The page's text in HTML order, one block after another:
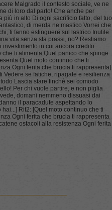
Malgrado il contesto sociale, ve ne
di loro dal parto! Che anche per
più in alto Di ogni sacrificio fatto, del tuo
di merda ne mastico Vorrei che
ti fanno estinguere sul lastrico Inutile
vita senza sta prassi, no? Restiamo
in cui ancora credito
ti alimenta Quel panico che spinge
Quel moto continuo che ti
Ogni ferita che brucia ti rappresenta]
Vedere se fatiche, ripagate e resilienza
Lascia stare finché sei comodo
Per chi vuole partire, e non piglia
domani nemmeno dissuasi dai
il paracadute aspettando lo
Rit2: [Quel moto continuo che ti
Ogni ferita che brucia ti rappresenta
ostacoli alla resistenza Ogni ferita